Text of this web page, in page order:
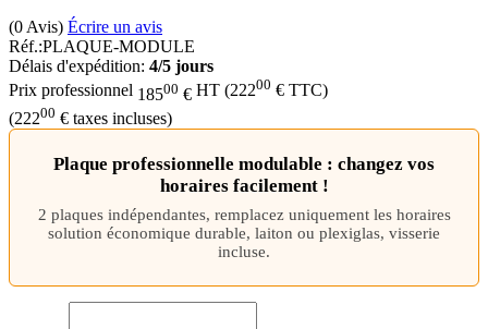
(0 Avis) Écrire un avis
Réf.:PLAQUE-MODULE
Délais d'expédition: 4/5 jours
Prix professionnel 18500 € HT (22200 € TTC)
(22200 € taxes incluses)
Plaque professionnelle modulable : changez vos
horaires facilement !
2 plaques indépendantes, remplacez uniquement les horaires
solution économique durable, laiton ou plexiglas, visserie
incluse.